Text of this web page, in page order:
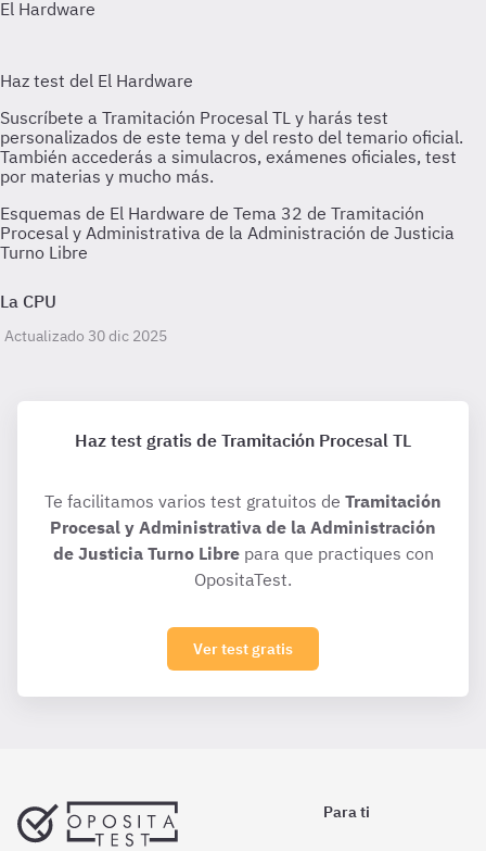
Esquemas de El Hardware de Tema 32 de Tramitación
Procesal y Administrativa de la Administración de Justicia
Turno Libre
La CPU
Actualizado 30 dic 2025
Haz test gratis de Tramitación Procesal TL
Te facilitamos varios test gratuitos de Tramitación
Procesal y Administrativa de la Administración
de Justicia Turno Librepara que practiques con
OpositaTest.
Ver test gratis
Para ti